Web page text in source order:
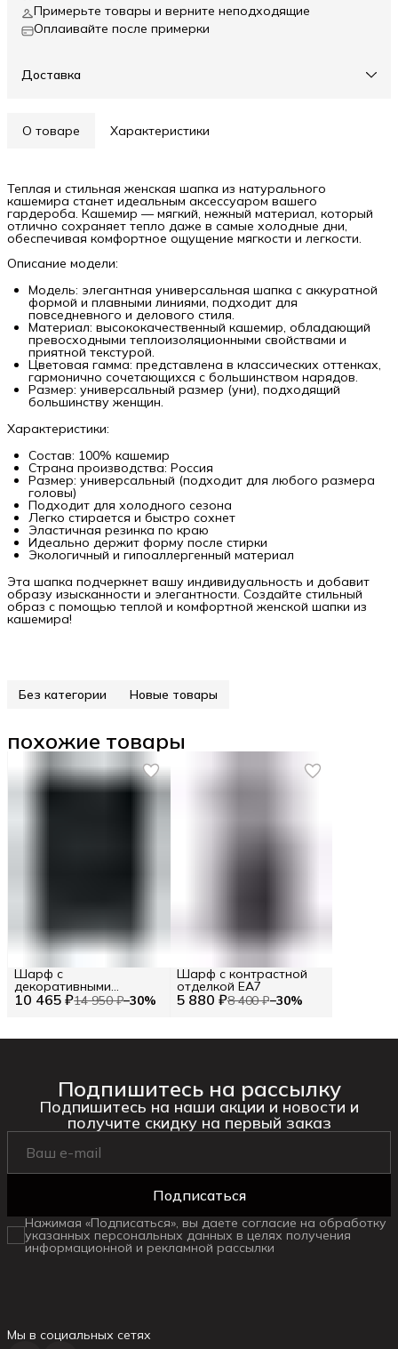
Примерьте товары и верните неподходящие
Оплаивайте после примерки
Доставка
О товаре Характеристики
Теплая и стильная женская шапка из натурального
кашемира станет идеальным аксессуаром вашего
гардероба. Кашемир — мягкий, нежный материал, который
отлично сохраняет тепло даже в самые холодные дни,
обеспечивая комфортное ощущение мягкости и легкости.
Описание модели:
Модель: элегантная универсальная шапка с аккуратной
формой и плавными линиями, подходит для
повседневного и делового стиля.
Материал: высококачественный кашемир, обладающий
превосходными теплоизоляционными свойствами и
приятной текстурой.
Цветовая гамма: представлена в классических оттенках,
гармонично сочетающихся с большинством нарядов.
Размер: универсальный размер (уни), подходящий
большинству женщин.
Характеристики:
Состав: 100% кашемир
Страна производства: Россия
Размер: универсальный (подходит для любого размера
головы)
Подходит для холодного сезона
Легко стирается и быстро сохнет
Эластичная резинка по краю
Идеально держит форму после стирки
Экологичный и гипоаллергенный материал
Эта шапка подчеркнет вашу индивидуальность и добавит
образу изысканности и элегантности. Создайте стильный
образ с помощью теплой и комфортной женской шапки из
кашемира!
Без категории Новые товары
похожие товары
10 465 ₽14 950 ₽−30%
Шарф с
декоративными
элементами TWINSET 5 880 ₽8 400 ₽−30%
Шарф с контрастной
отделкой EA7
Подпишитесь на рассылку
Подпишитесь на наши акции и новости и
получите скидку на первый заказ
Подписаться
Нажимая «Подписаться», вы даете согласие на обработку
указанных персональных данных в целях получения
информационной и рекламной рассылки
Мы в социальных сетях